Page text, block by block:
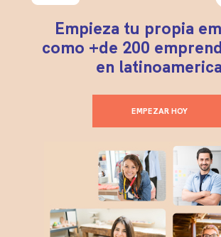
Empieza tu propia
como +de 200
en latinoamerica
EMPEZAR HOY